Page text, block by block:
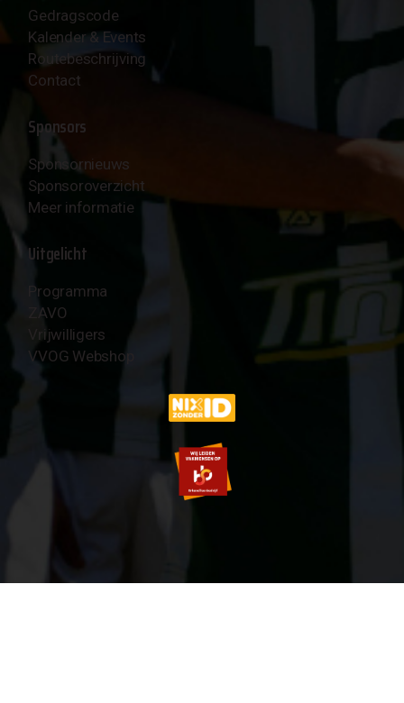
Gedragscode
Kalender & Events
Routebeschrijving
Contact
Sponsors
Sponsornieuws
Sponsoroverzicht
Meer informatie
Uitgelicht
Programma
ZAVO
Vrijwilligers
VVOG Webshop